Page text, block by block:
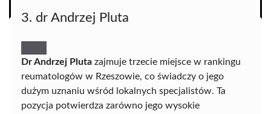
3. dr Andrzej Pluta
Dr Andrzej Pluta zajmuje trzecie miejsce w rankingu
reumatologów w Rzeszowie, co świadczy o jego
dużym uznaniu wśród lokalnych specjalistów. Ta
pozycja potwierdza zarówno jego wysokie